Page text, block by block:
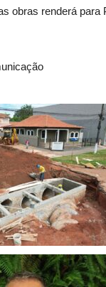
obras renderá